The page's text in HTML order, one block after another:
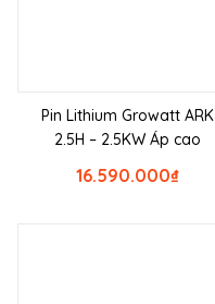
Pin Lithium Growatt ARK
2.5H – 2.5KW Áp cao
₫
16.590.000